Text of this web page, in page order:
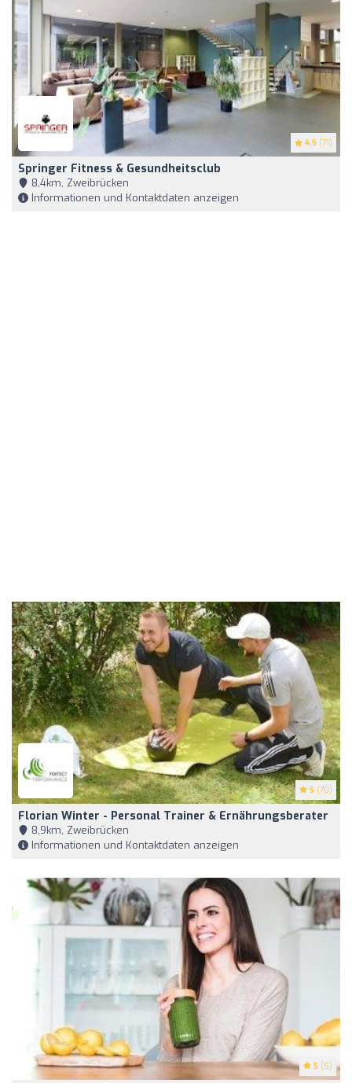
4.5 (71)
Springer Fitness & Gesundheitsclub
8,4km, Zweibrücken
Informationen und Kontaktdaten anzeigen
5 (70)
Florian Winter - Personal Trainer & Ernährungsberater
8,9km, Zweibrücken
Informationen und Kontaktdaten anzeigen
5 (5)